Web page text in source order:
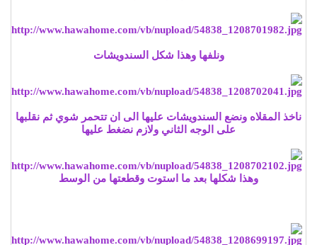
ونلفها وهذا شكل السندويشات
ناخذ المقلاه ونضع السندويشات عليها الى ان تتحمر شوي ثم نقلبها
على الوجه الثاني ولازم نضغط عليها
وهذا شكلها بعد ما استوت وقطعتها من الوسط